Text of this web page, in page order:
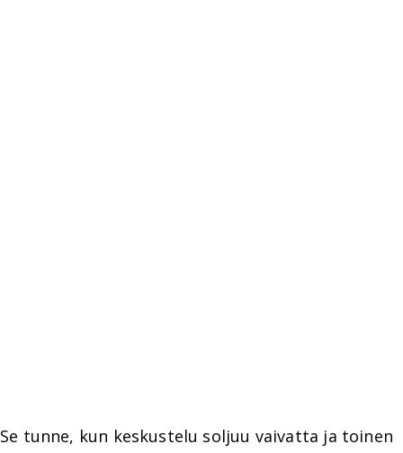
Se tunne, kun keskustelu soljuu vaivatta ja toinen